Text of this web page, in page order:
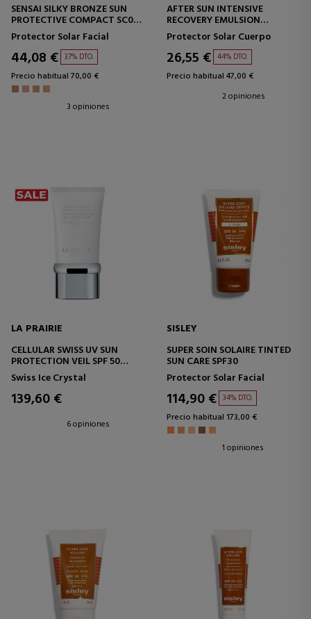
SENSAI SILKY BRONZE SUN
PROTECTIVE COMPACT SC02
BASE DE MAQUILLAJE
COMPACTA
Protector Solar Facial
44,08 € 37% DTO.
Precio habitual 70,00 €
3 opiniones
AFTER SUN INTENSIVE
RECOVERY EMULSION
(FACE/BODY)
Protector Solar Cuerpo
26,55 € 44% DTO.
Precio habitual 47,00 €
2 opiniones
LA PRAIRIE
CELLULAR SWISS UV SUN
PROTECTION VEIL SPF 50
CREMA HIDRATANTE CON
PROTECCIÓN
Swiss Ice Crystal
139,60 €
6 opiniones
SISLEY
SUPER SOIN SOLAIRE TINTED
SUN CARE SPF30
Protector Solar Facial
114,90 € 34% DTO.
Precio habitual 173,00 €
1 opiniones